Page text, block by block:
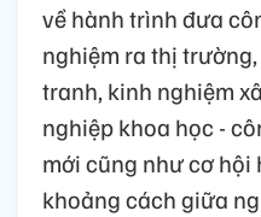
về hành trình đưa
nghiệm ra thị
tranh, kinh nghiệm
nghiệp khoa học -
mới cũng như cơ hội
khoảng cách giữa